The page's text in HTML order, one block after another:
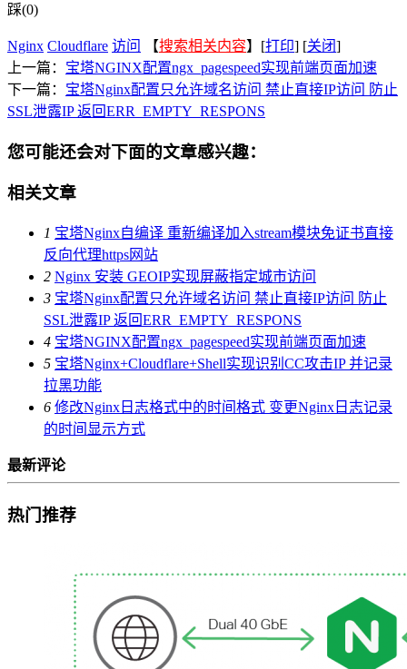
踩(0)
Nginx Cloudflare 访问 【搜索相关内容】[打印] [关闭]
上一篇： 宝塔NGINX配置ngx_pagespeed实现前端页面加速
下一篇： 宝塔Nginx配置只允许域名访问 禁止直接IP访问 防止
SSL泄露IP 返回ERR_EMPTY_RESPONS
您可能还会对下面的文章感兴趣：
相关文章
1 宝塔Nginx自编译 重新编译加入stream模块免证书直接
反向代理https网站
2 Nginx 安装 GEOIP实现屏蔽指定城市访问
3 宝塔Nginx配置只允许域名访问 禁止直接IP访问 防止
SSL泄露IP 返回ERR_EMPTY_RESPONS
4 宝塔NGINX配置ngx_pagespeed实现前端页面加速
5 宝塔Nginx+Cloudflare+Shell实现识别CC攻击IP 并记录
拉黑功能
6 修改Nginx日志格式中的时间格式 变更Nginx日志记录
的时间显示方式
最新评论
热门推荐